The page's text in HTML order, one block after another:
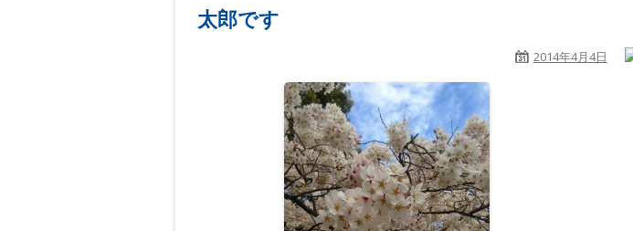
太郎です
2014年4月4日